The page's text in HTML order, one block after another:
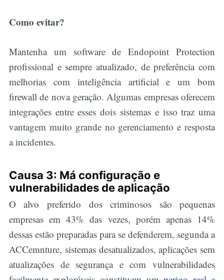
Como evitar?
Mantenha um software de Endopoint Protection
profissional e sempre atualizado, de preferência com
melhorias com inteligência artificial e um bom
firewall de nova geração. Algumas empresas oferecem
integrações entre esses dois sistemas e isso traz uma
vantagem muito grande no gerenciamento e resposta
a incidentes.
Causa 3: Má configuração e
vulnerabilidades de aplicação
O alvo preferido dos criminosos são pequenas
empresas em 43% das vezes, porém apenas 14%
dessas estão preparadas para se defenderem, segunda a
ACCemnture, sistemas desatualizados, aplicações sem
atualizações de segurança e com vulnerabilidades